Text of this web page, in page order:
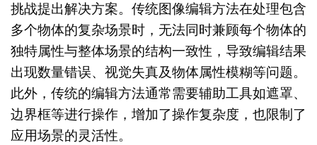
挑战提出解决方案。传统图像编辑方法在处理包含
多个物体的复杂场景时，无法同时兼顾每个物体的
独特属性与整体场景的结构一致性，导致编辑结果
出现数量错误、视觉失真及物体属性模糊等问题。
此外，传统的编辑方法通常需要辅助工具如遮罩、
边界框等进行操作，增加了操作复杂度，也限制了
应用场景的灵活性。